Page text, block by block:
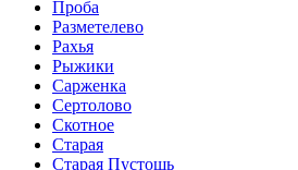
Проба
Разметелево
Рахья
Рыжики
Сарженка
Сертолово
Скотное
Старая
Старая Пустошь